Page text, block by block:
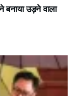
बनाया उड़ने वाला